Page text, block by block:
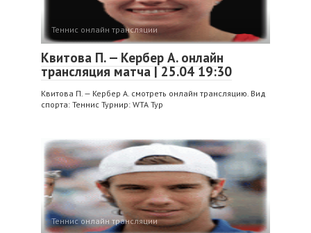
Теннис онлайн трансляции
Квитова П. — Кербер А. онлайн
трансляция матча | 25.04 19:30
Квитова П. — Кербер А. смотреть онлайн трансляцию. Вид
спорта: Теннис Турнир: WTA Тур
Теннис онлайн трансляции